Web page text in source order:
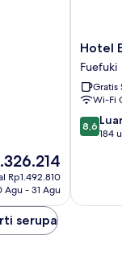
Rp1.492.810
Agu - 31 Agu
Hotel
Eldia
-
Adult
only
Fuefuki
Hotel
Fuefuki
Gratis
Wi-Fi
8.6
dari
ulasan
8,6
184
serupa